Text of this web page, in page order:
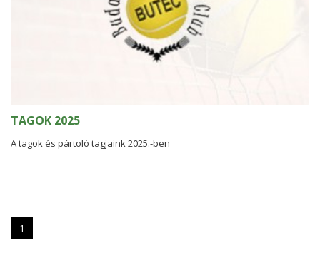
TAGOK 2025
A tagok és pártoló tagjaink 2025.-ben
1